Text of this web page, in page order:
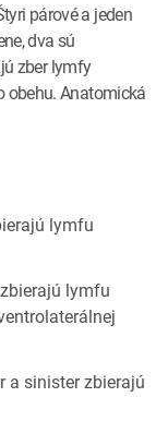
párové a jeden
dva sú
zber lymfy
obehu. Anatomická
lymfu
lymfu
a sinister zbierajú